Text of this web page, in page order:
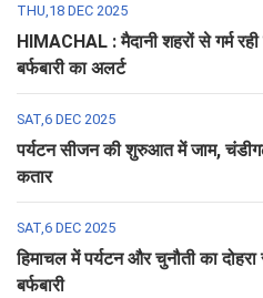
THU,18 DEC 2025
HIMACHAL : मैदानी शहरों से गर्म
बर्फबारी का अलर्ट
SAT,6 DEC 2025
पर्यटन सीजन की शुरुआत में जाम,
कतार
SAT,6 DEC 2025
हिमाचल में पर्यटन और चुनौती का
बर्फबारी